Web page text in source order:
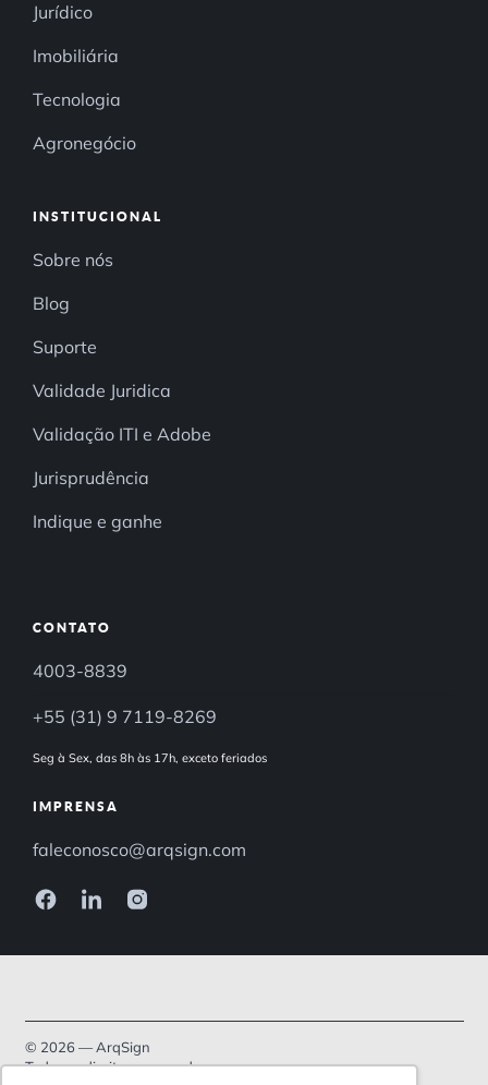
Jurídico
Imobiliária
Tecnologia
Agronegócio
INSTITUCIONAL
Sobre nós
Blog
Suporte
Validade Juridica
Validação ITI e Adobe
Jurisprudência
Indique e ganhe
CONTATO
4003-8839
+55 (31) 9 7119-8269
Seg à Sex, das 8h às 17h, exceto feriados
IMPRENSA
faleconosco@arqsign.com
© 2026 — ArqSign
Todos os direitos reservados.